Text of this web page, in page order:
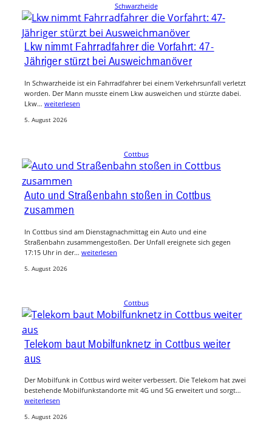
Schwarzheide
Lkw nimmt Fahrradfahrer die Vorfahrt: 47-
Jähriger stürzt bei Ausweichmanöver
In Schwarzheide ist ein Fahrradfahrer bei einem Verkehrsunfall verletzt
worden. Der Mann musste einem Lkw ausweichen und stürzte dabei.
Lkw… weiterlesen
5. August 2026
Cottbus
Auto und Straßenbahn stoßen in Cottbus
zusammen
In Cottbus sind am Dienstagnachmittag ein Auto und eine
Straßenbahn zusammengestoßen. Der Unfall ereignete sich gegen
17:15 Uhr in der… weiterlesen
5. August 2026
Cottbus
Telekom baut Mobilfunknetz in Cottbus weiter
aus
Der Mobilfunk in Cottbus wird weiter verbessert. Die Telekom hat zwei
bestehende Mobilfunkstandorte mit 4G und 5G erweitert und sorgt…
weiterlesen
5. August 2026